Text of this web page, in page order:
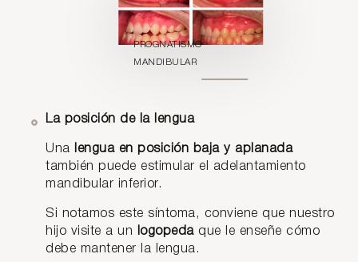
PROGNATISMO
MANDIBULAR
La posición de la lengua
Una
lengua en posición baja y aplanada
también puede estimular el adelantamiento
mandibular inferior.
Si notamos este síntoma, conviene que nuestro
hijo visite a un
logopeda que le enseñe cómo
debe mantener la lengua.